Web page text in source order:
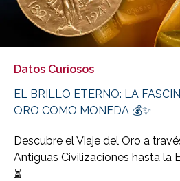
Datos Curiosos
EL BRILLO ETERNO: LA
ORO COMO MONEDA 💰✨
Descubre el Viaje del Oro a
Antiguas Civilizaciones hasta la
⏳